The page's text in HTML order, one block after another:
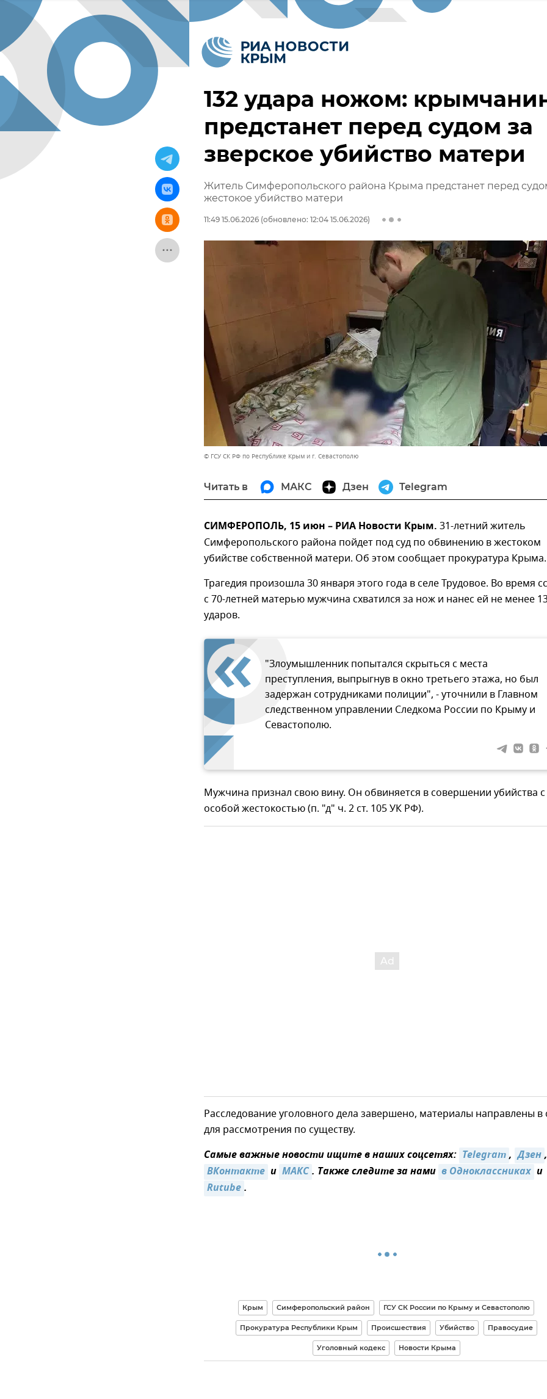
132 удара ножом:
предстанет перед судом за
зверское убийство матери
Житель Симферопольского района Крыма предстанет перед
жестокое убийство матери
11:49 15.06.2026 (обновлено: 12:04 15.06.2026)
© ГСУ СК РФ по Республике Крым и г. Севастополю
Читать в МАКС Дзен Telegram
СИМФЕРОПОЛЬ, 15 июн – РИА Новости Крым. 31-летний житель
Симферопольского района пойдет под суд по обвинению в жестоком
убийстве собственной матери. Об этом сообщает прокуратура Крыма.
Трагедия произошла 30 января этого года в селе Трудовое. Во время
с 70-летней матерью мужчина схватился за нож и нанес ей не менее
ударов.
"Злоумышленник попытался скрыться с места
преступления, выпрыгнув в окно третьего этажа, но был
задержан сотрудниками полиции", - уточнили в Главном
следственном управлении Следкома России по Крыму и
Севастополю.
Мужчина признал свою вину. Он обвиняется в совершении убийства с
особой жестокостью (п. "д" ч. 2 ст. 105 УК РФ).
Расследование уголовного дела завершено, материалы направлены в
для рассмотрения по существу.
Самые важные новости ищите в наших соцсетях: Telegram, Дзен,
ВКонтакте и МАКС. Также следите за нами в Одноклассниках и
Rutube.
Крым Симферопольский район ГСУ СК России по Крыму и Севастополю
Прокуратура Республики Крым Происшествия Убийство Правосудие
Уголовный кодекс Новости Крыма